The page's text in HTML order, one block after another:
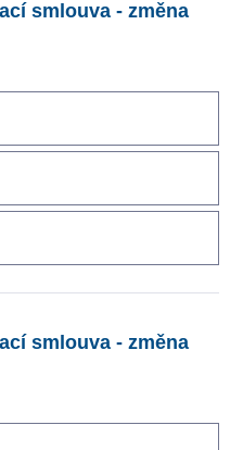
smlouva - změna
smlouva - změna